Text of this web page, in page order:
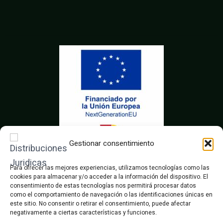
Gestionar consentimiento
Para ofrecer las mejores experiencias, utilizamos tecnologías como las
cookies para almacenar y/o acceder a la información del dispositivo. El
consentimiento de estas tecnologías nos permitirá procesar datos
como el comportamiento de navegación o las identificaciones únicas en
este sitio. No consentir o retirar el consentimiento, puede afectar
negativamente a ciertas características y funciones.
k a
m